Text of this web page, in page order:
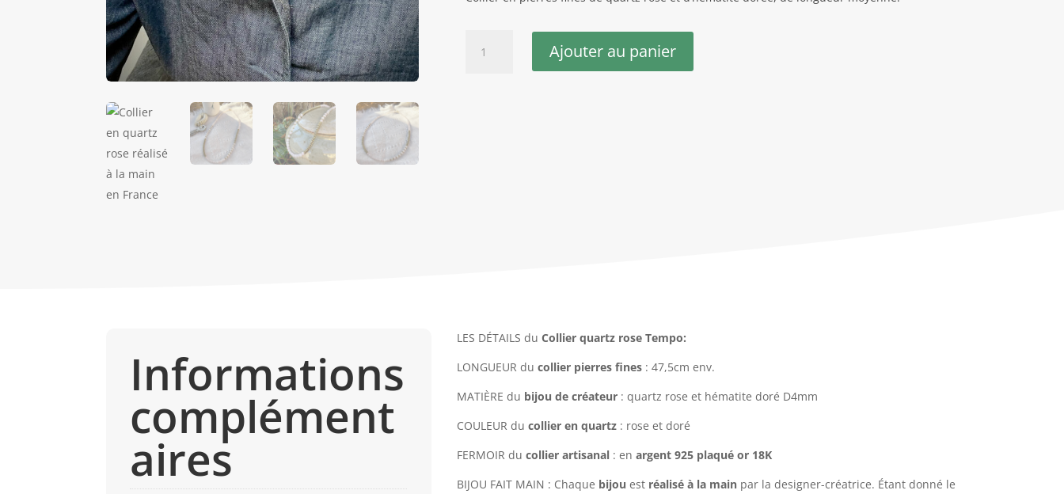
Ajouter au panier
Informations
complément
aires
LES DÉTAILS duCollier quartz rose Tempo:
LONGUEUR ducollier pierres fines : 47,5cm env.
MATIÈRE du bijou de créateur : quartz rose et hématite doré D4mm
COULEUR ducollier en quartz : rose et doré
FERMOIR ducollier artisanal : enargent 925 plaqué or 18K
BIJOU FAIT MAIN : Chaque bijou est réalisé à la main par la designer-créatrice. Étant donné le